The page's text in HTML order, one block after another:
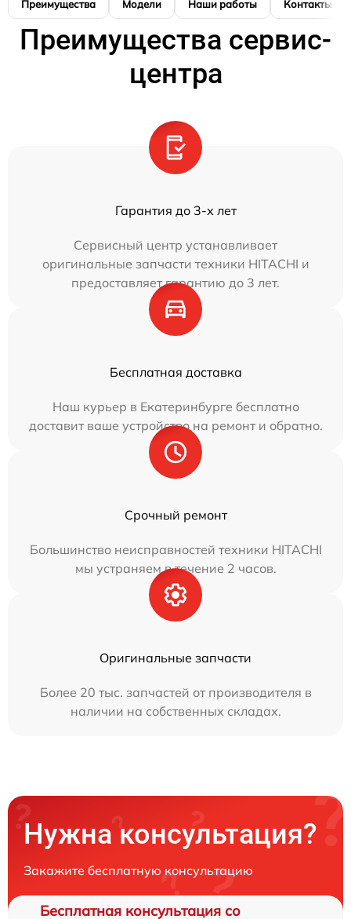
Преимущества Модели Наши работы Контакты
Преимущества сервис-
центра
Гарантия до 3-х лет
Сервисный центр устанавливает
оригинальные запчасти техники HITACHI и
предоставляет гарантию до 3 лет.
Бесплатная доставка
Наш курьер в Екатеринбурге бесплатно
доставит ваше устройство на ремонт и обратно.
Срочный ремонт
Большинство неисправностей техники HITACHI
мы устраняем в течение 2 часов.
Оригинальные запчасти
Более 20 тыс. запчастей от производителя в
наличии на собственных складах.
Нужна консультация?
Закажите бесплатную консультацию
Бесплатная консультация со